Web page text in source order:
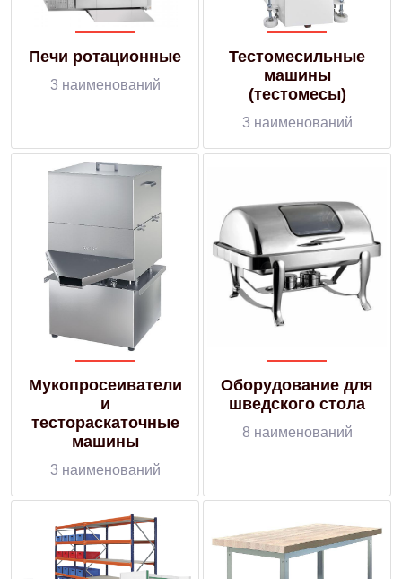
Печи ротационные
3 наименований
Тестомесильные
машины
(тестомесы)
3 наименований
Мукопросеиватели
и
тестораскаточные
машины
3 наименований
Оборудование для
шведского стола
8 наименований